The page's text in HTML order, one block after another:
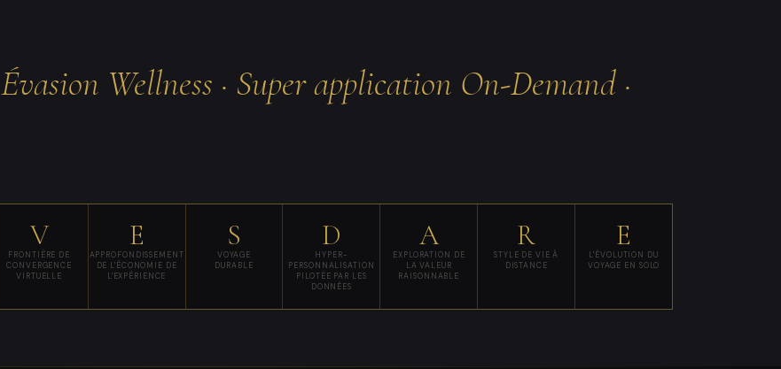
Évasion Wellness · Super application On-Demand ·
V
FRONTIÈRE DE
CONVERGENCE
VIRTUELLE
E
APPROFONDISSEMENT
DE L'ÉCONOMIE DE
L'EXPÉRIENCE
S
VOYAGE
DURABLE
D
HYPER-
PERSONNALISATION
PILOTÉE PAR LES
DONNÉES
A
EXPLORATION DE
LA VALEUR
RAISONNABLE
R
STYLE DE VIE À
DISTANCE
E
L'ÉVOLUTION DU
VOYAGE EN SOLO